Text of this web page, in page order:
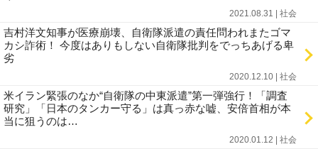
2021.08.31 | 社会
吉村洋文知事が医療崩壊、自衛隊派遣の責任問われまたゴマ
カシ詐術！ 今度はありもしない自衛隊批判をでっちあげる卑
劣
2020.12.10 | 社会
米イラン緊張のなか“自衛隊の中東派遣”第一弾強行！「調査
研究」「日本のタンカー守る」は真っ赤な嘘、安倍首相が本
当に狙うのは…
2020.01.12 | 社会